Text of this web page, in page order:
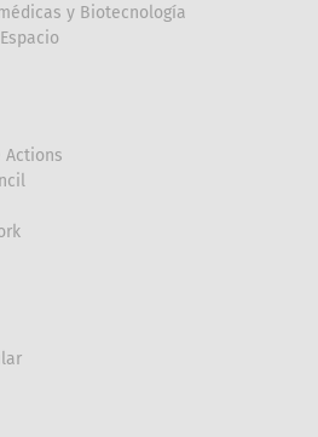
y Biotecnología
Actions